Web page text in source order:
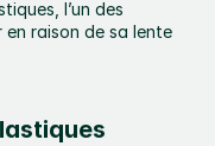
l’un des
en raison de sa lente